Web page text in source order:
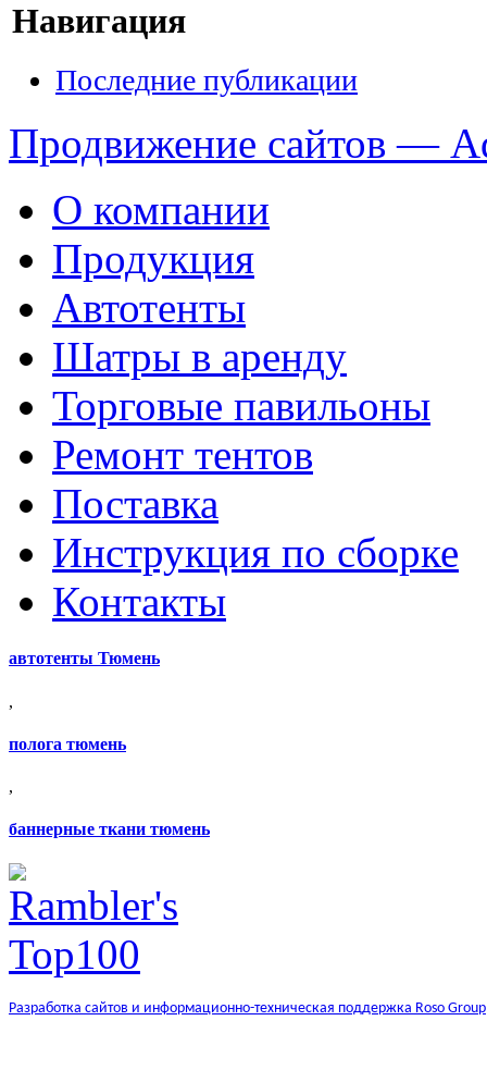
Навигация
Последние публикации
Продвижение сайтов —
О компании
Продукция
Автотенты
Шатры в аренду
Торговые павильоны
Ремонт тентов
Поставка
Инструкция по сборке
Контакты
автотенты Тюмень
,
полога тюмень
,
баннерные ткани тюмень
Разработка сайтов и информационно-техническая поддержка Roso Group